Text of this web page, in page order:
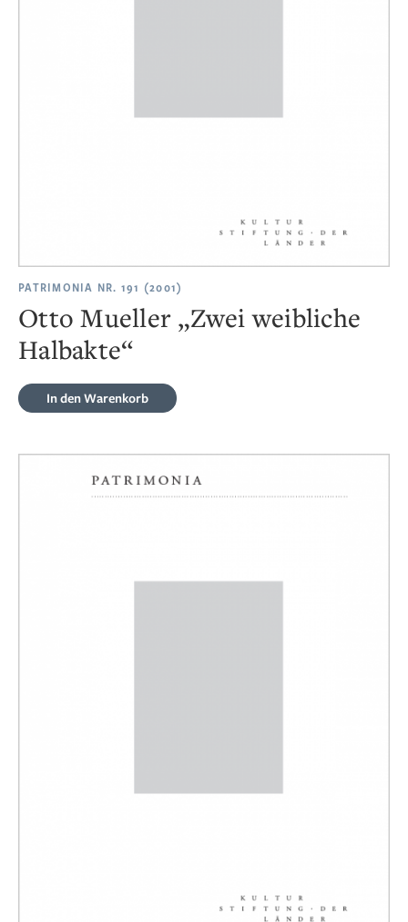
PATRIMONIA NR. 191 (2001)
Otto Mueller „Zwei weibliche
Halbakte“
In den Warenkorb